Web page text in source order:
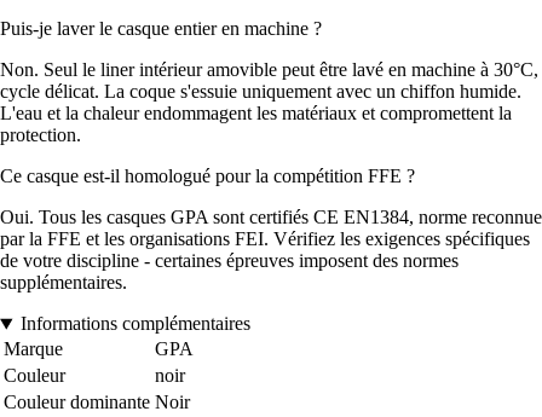
Puis-je laver le casque entier en machine ?
Non. Seul le liner intérieur amovible peut être lavé en machine à 30°C,
cycle délicat. La coque s'essuie uniquement avec un chiffon humide.
L'eau et la chaleur endommagent les matériaux et compromettent la
protection.
Ce casque est-il homologué pour la compétition FFE ?
Oui. Tous les casques GPA sont certifiés CE EN1384, norme reconnue
par la FFE et les organisations FEI. Vérifiez les exigences spécifiques
de votre discipline - certaines épreuves imposent des normes
supplémentaires.
Informations complémentaires
Marque
GPA
Couleur
noir
Couleur dominante Noir